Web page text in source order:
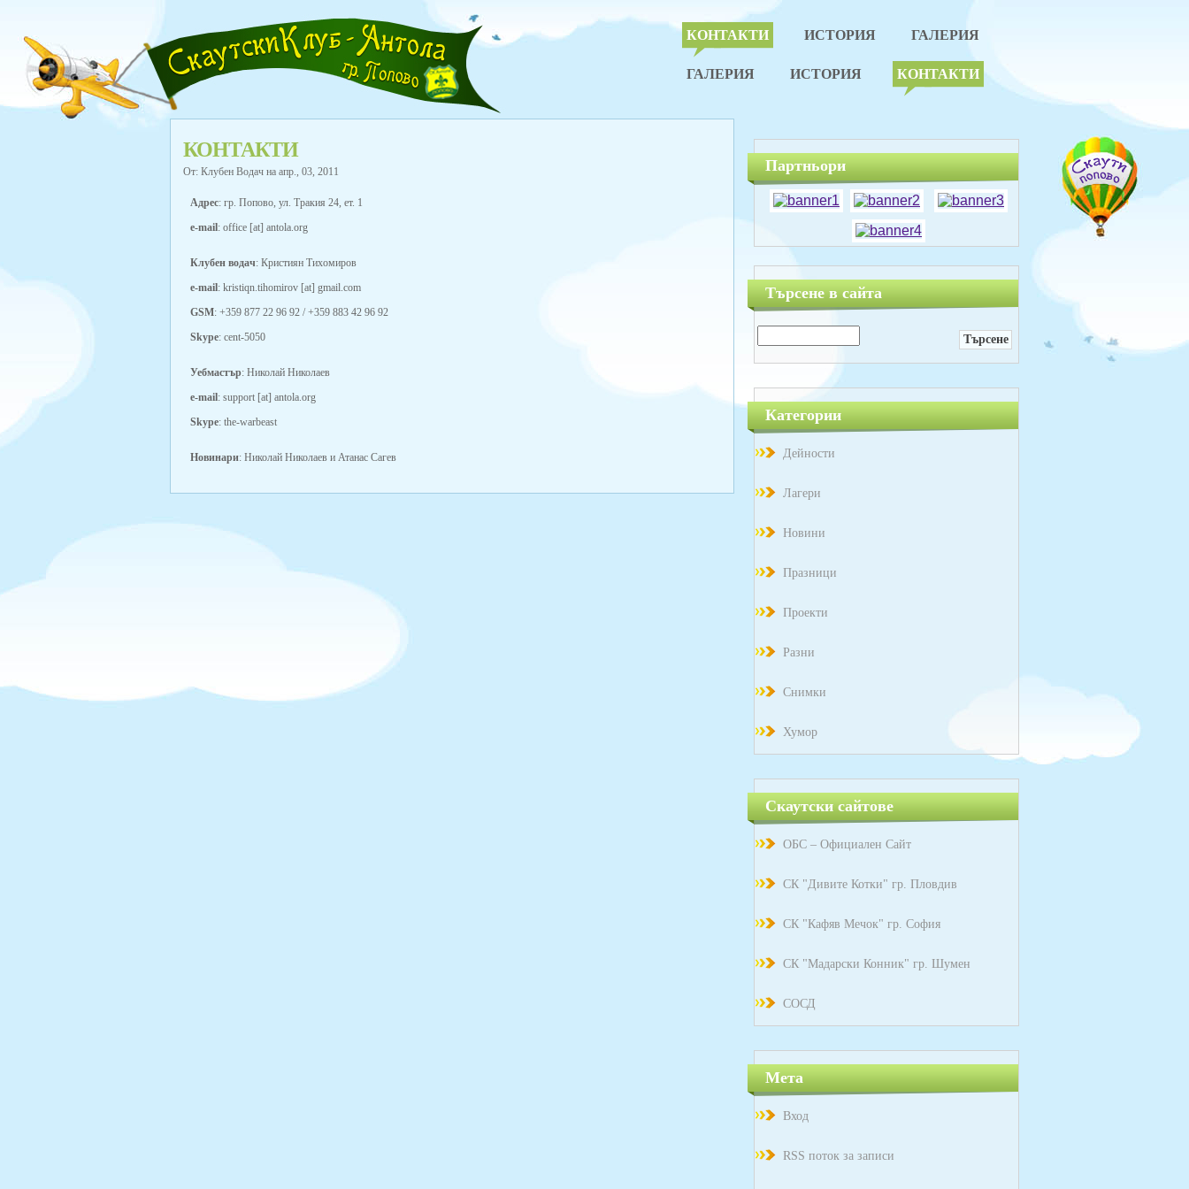
КОНТАКТИ ИСТОРИЯ ГАЛЕРИЯ
ГАЛЕРИЯ ИСТОРИЯ КОНТАКТИ
Партньори
Търсене в сайта
за:
Категории
Дейности
Лагери
Новини
Празници
Проекти
Разни
Снимки
Хумор
Скаутски сайтове
ОБС – Официален Сайт
СК "Дивите Котки" гр. Пловдив
СК "Кафяв Мечок" гр. София
СК "Мадарски Конник" гр. Шумен
СОСД
Мета
Вход
RSS поток за записи
КОНТАКТИ
От: Клубен Водач на апр., 03, 2011
Адрес: гр. Попово, ул. Тракия 24, ет. 1
e-mail: office [at] antola.org
Клубен водач: Кристиян Тихомиров
e-mail: kristiqn.tihomirov [at] gmail.com
GSM: +359 877 22 96 92 / +359 883 42 96 92
Skype: cent-5050
Уебмастър: Николай Николаев
e-mail: support [at] antola.org
Skype: the-warbeast
Новинари: Николай Николаев и Атанас Сагев